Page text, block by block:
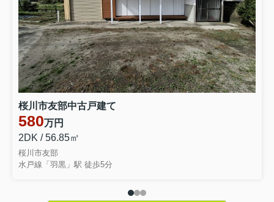
桜川市友部中古戸建て
580万円
2DK / 56.85㎡
桜川市友部
水戸線「羽黒」駅 徒歩5分